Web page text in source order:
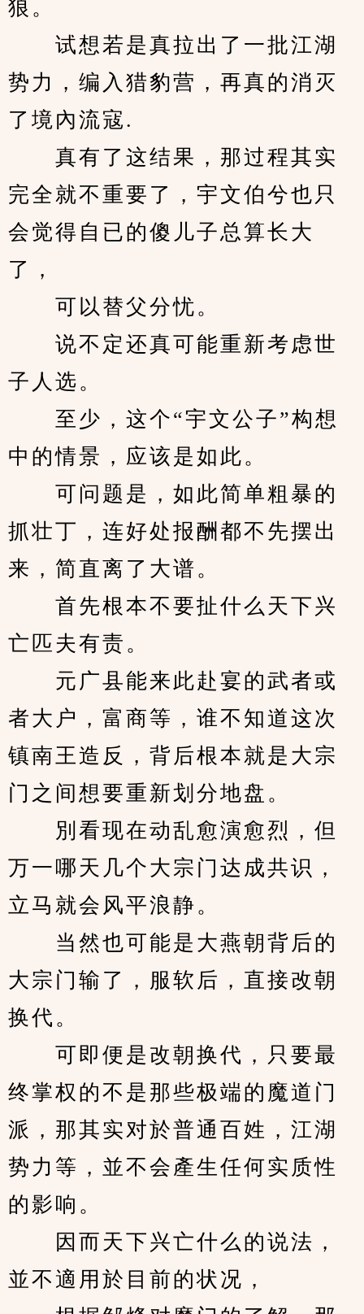
狼。
试想若是真拉出了一批江湖
势力，编入猎豹营，再真的消灭
了境內流寇.
真有了这结果，那过程其实
完全就不重要了，宇文伯兮也只
会觉得自已的傻儿子总算长大
了，
可以替父分忧。
说不定还真可能重新考虑世
子人选。
至少，这个“宇文公子”构想
中的情景，应该是如此。
可问题是，如此简单粗暴的
抓壮丁，连好处报酬都不先摆出
来，简直离了大谱。
首先根本不要扯什么天下兴
亡匹夫有责。
元广县能来此赴宴的武者或
者大户，富商等，谁不知道这次
镇南王造反，背后根本就是大宗
门之间想要重新划分地盘。
別看现在动乱愈演愈烈，但
万一哪天几个大宗门达成共识，
立马就会风平浪静。
当然也可能是大燕朝背后的
大宗门输了，服软后，直接改朝
换代。
可即便是改朝换代，只要最
终掌权的不是那些极端的魔道门
派，那其实对於普通百姓，江湖
势力等，並不会產生任何实质性
的影响。
因而天下兴亡什么的说法，
並不適用於目前的状况，